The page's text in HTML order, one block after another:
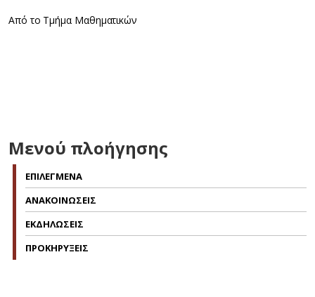
Από το Τμήμα Μαθηματικών
Μενού πλοήγησης
ΕΠΙΛΕΓΜΕΝΑ
ΑΝΑΚΟΙΝΩΣΕΙΣ
ΕΚΔΗΛΩΣΕΙΣ
ΠΡΟΚΗΡΥΞΕΙΣ